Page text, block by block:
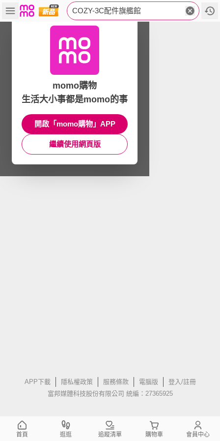
COZY-3C配件旗艦館
APP下載 隱私權政策 服務條款 電腦版
登入/註冊
富邦媒體科技股份有限公司 統編：27365925
momo購物
生活大小事都是momo的事
開啟「momo購物」APP
繼續使用網頁版
首頁 逛逛 追蹤清單 購物車 會員中心